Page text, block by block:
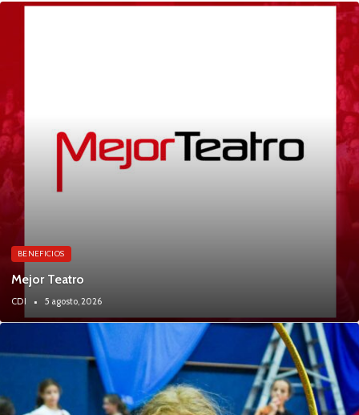
BENEFICIOS
Mejor Teatro
CDI 5 agosto, 2026